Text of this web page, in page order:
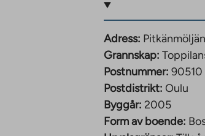
Adress:
Grannskap:
Postnummer: 90510
Postdistrikt: Oulu
Byggår: 2005
Form av boende: